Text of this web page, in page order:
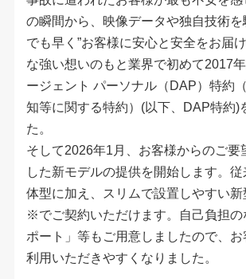
の瞬間から、映像データや独自技術を
でも早く”お客様に安心と安全をお届
な強い想いのもと業界で初めて2017
ージェント パーソナル（DAP）特約
知等に関する特約）(以下、DAP特約)
た。
そして2026年1月、お客様からのご要
した新モデルの提供を開始します。
体型に加え、スリムで設置しやすい新
※でご契約いただけます。自己負担の
ポート」等もご用意しましたので、
利用いただきやすくなりました。